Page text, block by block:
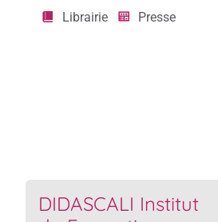
Librairie Presse
DIDASCALI Institut